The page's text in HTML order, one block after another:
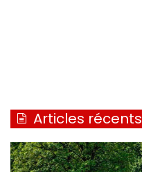
Articles récents